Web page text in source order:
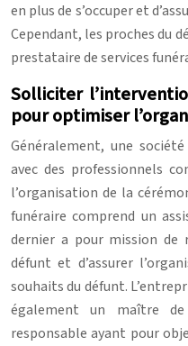
en plus de s’occuper et
Cependant, les proches du
prestataire de services
Solliciter
pour optimiser
Généralement, une société
avec des professionnels
l’organisation de la
funéraire comprend un
dernier a pour mission de
défunt et d’assurer
souhaits du défunt.
également un maître
responsable ayant pour